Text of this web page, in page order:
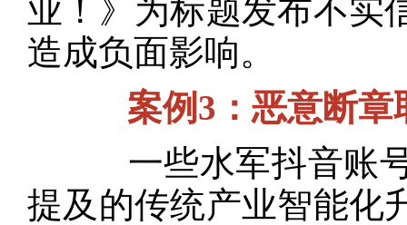
业！》为标题发布不实
造成负面影响。
案例3：恶意断
一些水军抖音账号
提及的传统产业智能化